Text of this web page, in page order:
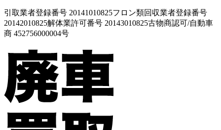
引取業者登録番号 20141010825フロン類回収業者登録番号
20142010825解体業許可番号 20143010825古物商認可/自動車
商 452756000004号